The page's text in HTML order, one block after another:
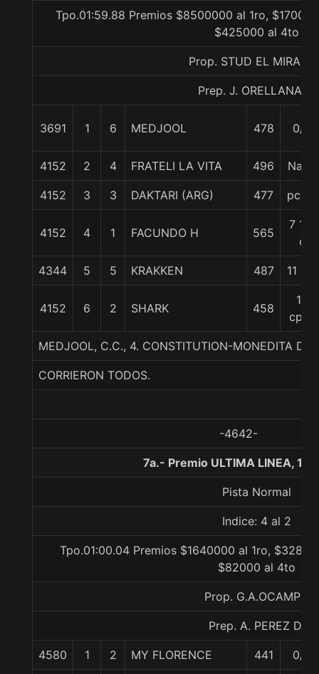
Tpo.01:59.88 Premios $8500000 al 1ro,
$425000 al 4to
Prop. STUD EL
Prep. J. ORELLANA R.
3691 1 6 MEDJOOL 478 0/0
4152 2 4 FRATELI LA VITA 496 Nariz
4152 3 3 DAKTARI (ARG) 477 pczo.
4152 4 1 FACUNDO H 565
7 1/2
c
4344 5 5 KRAKKEN 487 11 1/4
4152 6 2 SHARK 458
17
cpos
MEDJOOL, C.C., 4. CONSTITUTION-MONEDITA DE
CORRIERON TODOS.
-4642-
7a.- Premio ULTIMA LINEA,
Pista Normal
Indice: 4 al 2
Tpo.01:00.04 Premios $1640000 al 1ro,
$82000 al 4to
Prop. G.A.OCAMPO
Prep. A. PEREZ D.
4580 1 2 MY FLORENCE 441 0/0